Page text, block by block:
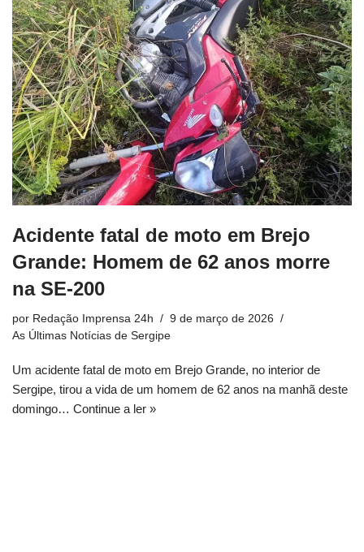
Acidente fatal de moto em Brejo
Grande: Homem de 62 anos morre
na SE-200
por Redação Imprensa 24h
9 de março de 2026
As Últimas Notícias de Sergipe
Um acidente fatal de moto em Brejo Grande, no interior de
Sergipe, tirou a vida de um homem de 62 anos na manhã deste
domingo… Continue a ler »